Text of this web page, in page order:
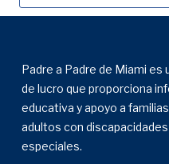
Padre a Padre de Miami es
de lucro que proporciona
educativa y apoyo a
adultos con
especiales.